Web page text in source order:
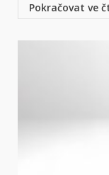
Pokračovat ve